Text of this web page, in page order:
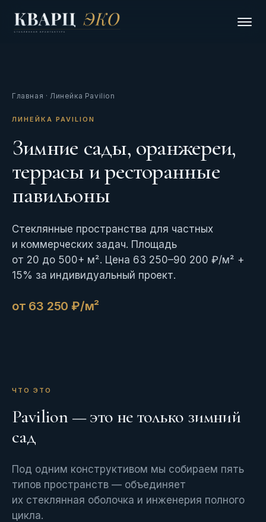
Главная · Линейка Pavilion
ЛИНЕЙКА PAVILION
Зимние сады, оранжереи,
террасы и ресторанные
павильоны
Стеклянные пространства для частных
и коммерческих задач. Площадь
от 20 до 500+ м². Цена 63 250–90 200 ₽/м² +
15% за индивидуальный проект.
от 63 250 ₽/м²
ЧТО ЭТО
Pavilion — это не только зимний
сад
Под одним конструктивом мы собираем пять
типов пространств — объединяет
их стеклянная оболочка и инженерия полного
цикла.